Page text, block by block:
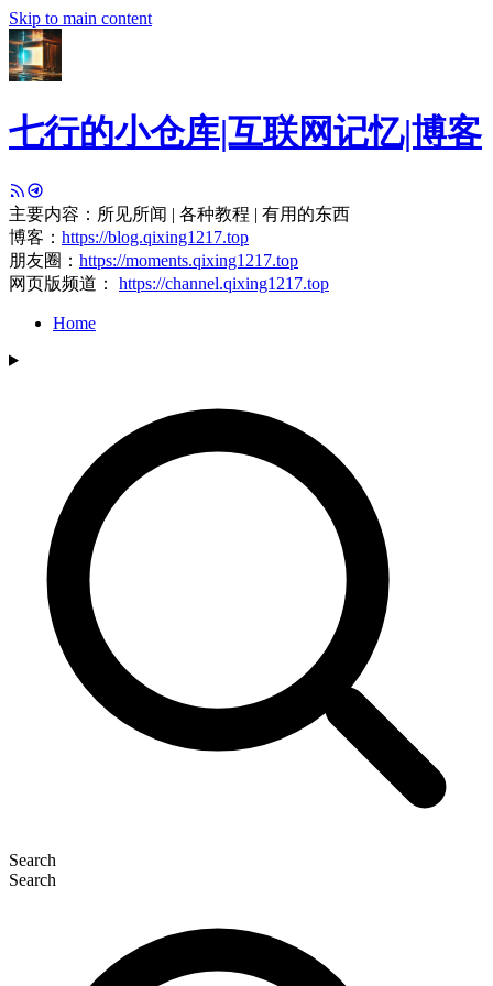
Skip to main content
七行的小仓库|互联网记忆|博客
主要内容：所见所闻 | 各种教程 | 有用的东西
博客： https://blog.qixing1217.top
朋友圈： https://moments.qixing1217.top
网页版频道： https://channel.qixing1217.top
Home
Search
Search